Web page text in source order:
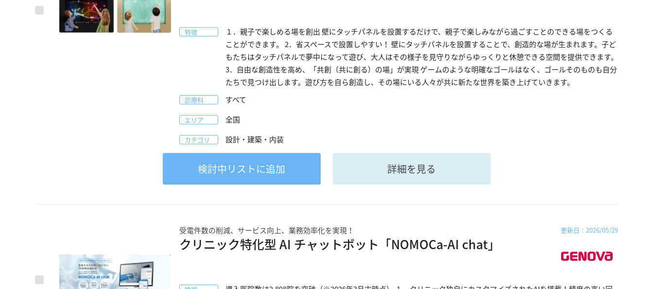
特徴
１．親子で楽しめる場を創出 壁にタッチパネルを設置するだけで、親子で楽しみながら過ごすことのできる場をつくる
ことができます。 2．省スペースで設置しやすい！ 壁にタッチパネルを設置することで、創造的な場が生まれます。子ど
もたちはタッチパネルで夢中になって遊び、大人はその様子を見守りながらゆっくりと休憩できる空間を提供できます。
3．自由な創造性を高め、「共創（共に創る）の場」が実現 ゲームのような明確なゴールはなく、ゴールそのものも自分
たちで見つけ出します。遊び方を自ら創造し、その場にいる人々が共に新たな世界を築き上げていきます。
診療科 すべて
エリア 全国
カテゴリ 設計・建築・内装
検討中 リストに追加 詳細を見る
受電件数の削減、サービス向上、業務効率化を実現！
クリニック特化型 AI チャットボット「NOMOCa-AI chat」
更新日：2026/05/29